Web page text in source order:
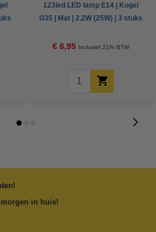
123led LED lamp E14 | Kogel
G35 | Mat | 2.2W (25W) | 3 stuks
€ 6,95 Inclusief 21% BTW
in huis!